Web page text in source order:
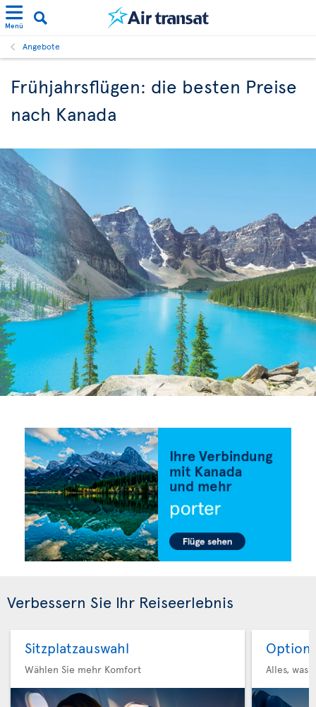
Menü
Angebote
Frühjahrsflügen: die besten Preise
nach Kanada
Verbessern Sie Ihr Reiseerlebnis
Sitzplatzauswahl
Wählen Sie mehr Komfort
Option
Alles, was